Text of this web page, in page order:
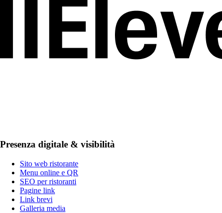
Presenza digitale & visibilità
Sito web ristorante
Menu online e QR
SEO per ristoranti
Pagine link
Link brevi
Galleria media